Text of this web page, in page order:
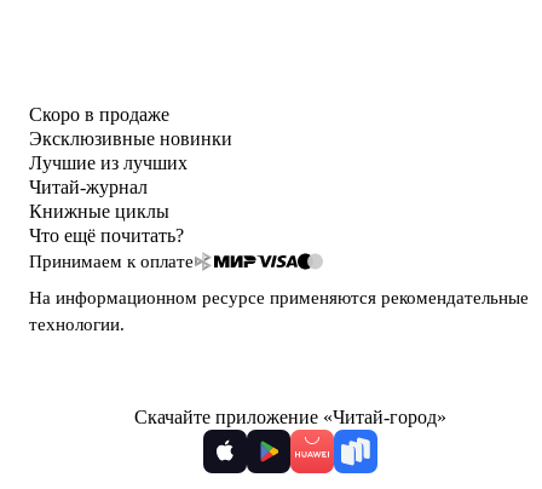
Скоро в продаже
Эксклюзивные новинки
Лучшие из лучших
Читай-журнал
Книжные циклы
Что ещё почитать?
Принимаем к оплате
На информационном ресурсе применяются рекомендательные
технологии.
Скачайте приложение «Читай-город»